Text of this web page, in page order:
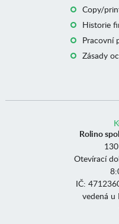
Copy/
Historie
Pracovní
Zásady
Rolino
Otevírací
IČ:
vedená u